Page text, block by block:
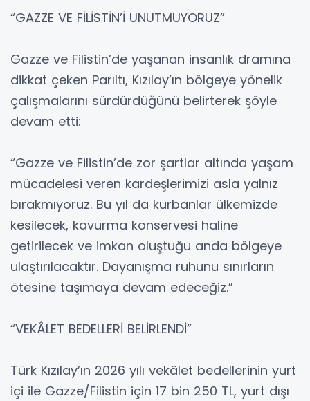
“GAZZE VE FİLİSTİN’İ UNUTMUYORUZ”
Gazze ve Filistin’de yaşanan insanlık dramına
dikkat çeken Parıltı, Kızılay’ın bölgeye yönelik
çalışmalarını sürdürdüğünü belirterek şöyle
devam etti:
“Gazze ve Filistin’de zor şartlar altında yaşam
mücadelesi veren kardeşlerimizi asla yalnız
bırakmıyoruz. Bu yıl da kurbanlar ülkemizde
kesilecek, kavurma konservesi haline
getirilecek ve imkan oluştuğu anda bölgeye
ulaştırılacaktır. Dayanışma ruhunu sınırların
ötesine taşımaya devam edeceğiz.”
“VEKÂLET BEDELLERİ BELİRLENDİ”
Türk Kızılay’ın 2026 yılı vekâlet bedellerinin yurt
içi ile Gazze/Filistin için 17 bin 250 TL, yurt dışı